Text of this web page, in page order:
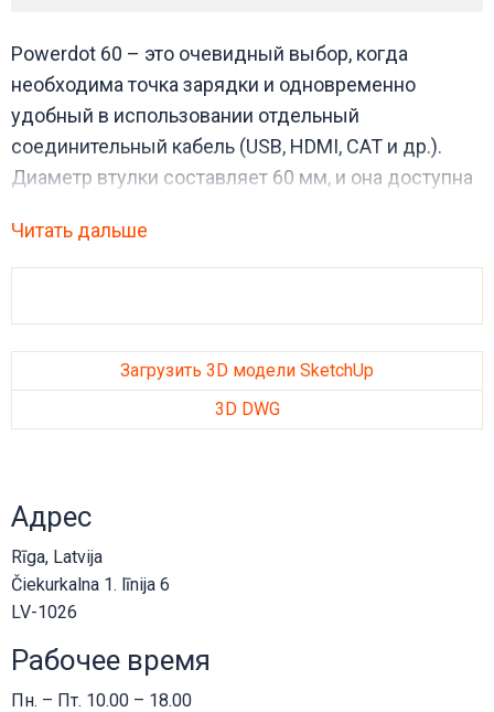
Powerdot 60 – это очевидный выбор, когда
необходима точка зарядки и одновременно
удобный в использовании отдельный
соединительный кабель (USB, HDMI, CAT и др.).
Диаметр втулки составляет 60 мм, и она доступна
Читать дальше
Загрузить 3D модели SketchUp
3D DWG
Адрес
Rīga, Latvija
Čiekurkalna 1. līnija 6
LV-1026
Рабочее время
Пн. – Пт. 10.00 – 18.00